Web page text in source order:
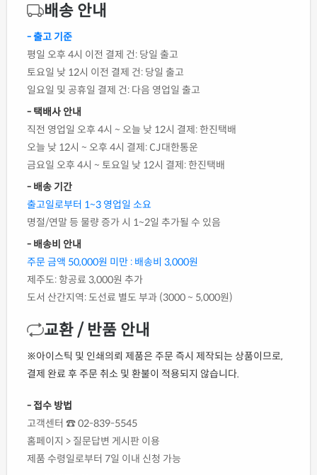
배송 안내
- 출고 기준
평일 오후 4시 이전 결제 건: 당일 출고
토요일 낮 12시 이전 결제 건: 당일 출고
일요일 및 공휴일 결제 건: 다음 영업일 출고
- 택배사 안내
직전 영업일 오후 4시 ~ 오늘 낮 12시 결제: 한진택배
오늘 낮 12시 ~ 오후 4시 결제: CJ대한통운
금요일 오후 4시 ~ 토요일 낮 12시 결제: 한진택배
- 배송 기간
출고일로부터 1~3 영업일 소요
명절/연말 등 물량 증가 시 1~2일 추가될 수 있음
- 배송비 안내
주문 금액 50,000원 미만 : 배송비 3,000원
제주도: 항공료 3,000원 추가
도서 산간지역: 도선료 별도 부과 (3000 ~ 5,000원)
교환 / 반품 안내
※아이스틱 및 인쇄의뢰 제품은 주문 즉시 제작되는 상품이므로,
결제 완료 후 주문 취소 및 환불이 적용되지 않습니다.
- 접수 방법
고객센터 ☎ 02-839-5545
홈페이지 > 질문답변 게시판 이용
제품 수령일로부터 7일 이내 신청 가능